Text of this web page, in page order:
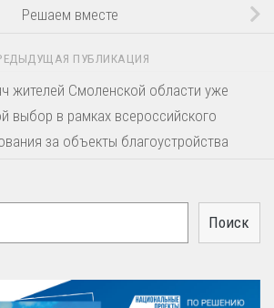
Решаем вместе
ПУБЛИКАЦИЯ
жителей Смоленской области уже
выбор в рамках всероссийского
за объекты благоустройства
Поиск